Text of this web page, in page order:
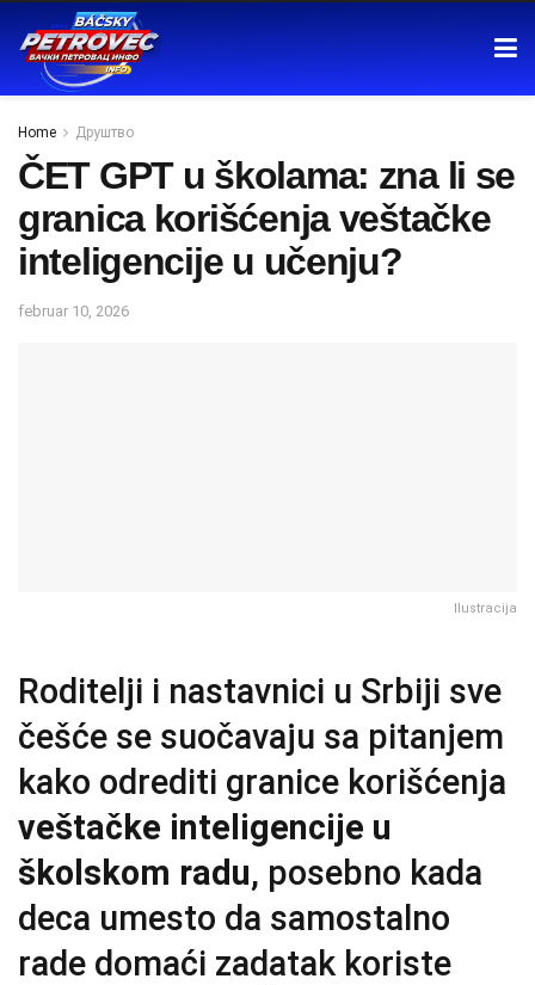
Home Друштво
ČET GPT u školama: zna li se
granica korišćenja veštačke
inteligencije u učenju?
februar 10, 2026
Ilustracija
Roditelji i nastavnici u Srbiji sve
češće se suočavaju sa pitanjem
kako odrediti granice korišćenja
veštačke inteligencije u
školskom radu, posebno kada
deca umesto da samostalno
rade domaći zadatak koriste